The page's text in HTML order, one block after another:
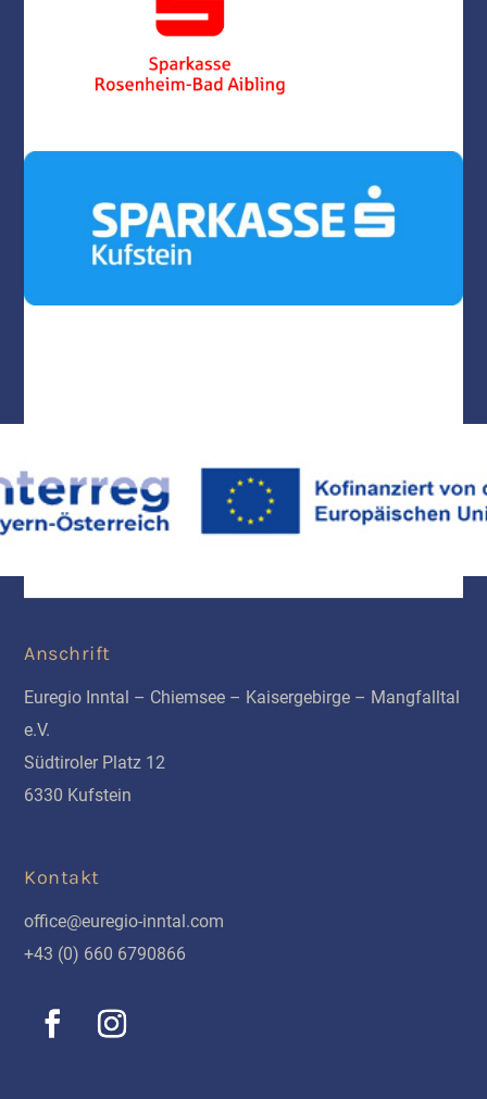
Anschrift
Euregio Inntal – Chiemsee – Kaisergebirge – Mangfalltal
e.V.
Südtiroler Platz 12
6330 Kufstein
Kontakt
office@euregio-inntal.com
+43 (0) 660 6790866